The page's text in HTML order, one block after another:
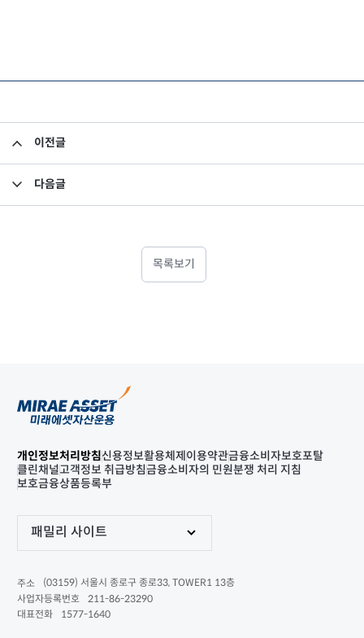
이전글
다음글
목록보기
개인정보처리방침신용정보활용체제 이용약관금융소비자보호포탈
클린채널고객정보 취급방침금융소비자의 민원분쟁 처리 지침
보호금융상품등록부
패밀리 사이트
주소
(03159) 서울시 종로구 종로33, TOWER1 13층
사업자등록번호
211-86-23290
대표전화
1577-1640